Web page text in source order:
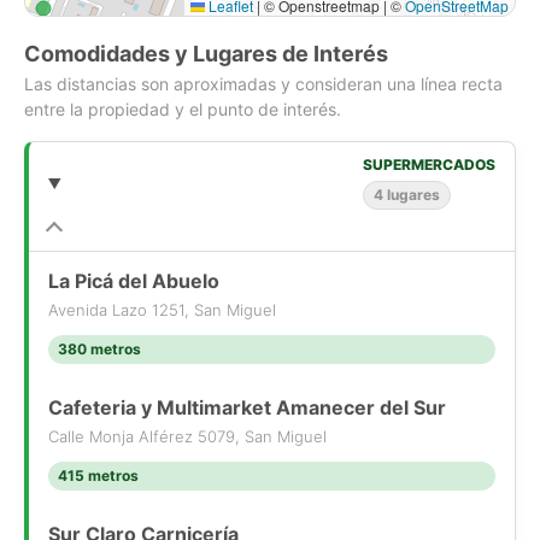
Leaflet | © Openstreetmap | ©OpenStreetMap
Comodidades y Lugares de Interés
Las distancias son aproximadas y consideran una línea recta
entre la propiedad y el punto de interés.
SUPERMERCADOS
4 lugares
La Picá del Abuelo
Avenida Lazo 1251, San Miguel
380 metros
Cafeteria y Multimarket Amanecer del Sur
Calle Monja Alférez 5079, San Miguel
415 metros
Sur Claro Carnicería